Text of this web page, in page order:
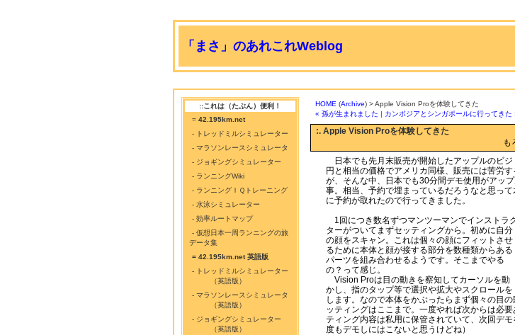
「まさ」のあれこれWeblog
::これは（たぶん）便利！
= 42.195km.net
- トレッドミルシミュレーター
- マラソンレースシミュレータ
- ジョギングシミュレーター
- ランニングWiki
- ランニングＩＱトレーニング
- 水泳シミュレーター
- 効率ルートマップ
- 仮想日本一周ランニングの旅
データ集
= 42.195km.net 英語版
- トレッドミルシミュレーター
（英語版）
- マラソンレースシミュレータ
（英語版）
- ジョギングシミュレーター
（英語版）
HOME (Archive) > Apple Vision Proを体験してきた
« 孫が生まれました | カンボジアとシンガポールに行ってきた
:. Apple Vision Proを体験してきた
も
日本でも先月末販売が開始したアップルのビ
円と相当の価格でアメリカ同様、販売には苦労
が、そんな中、日本でも30分間デモ使用がアッ
事。相当、予約で埋まっているだろうなと思っ
に予約が取れたので行ってきました。
1回につき数名ずつマンツーマンでインストラ
ターがついてまずセッティングから。初めに自分
の顔をスキャン。これは個々の顔にフィットさせ
るために本体と顔が接する部分を数種類からある
パーツを組み合わせるようです。そこまでやる
の？って感じ。
Vision Proは目の動きを察知してカーソルを動
かし、指のタップ等で選択や拡大やスクロールを
します。なので本体をかぶったらまず個々の目
ッティングはここまで。一度やれば次からは必
ティング内容は私用に保管されていて、次回デ
度もデモしにはこないと思うけどね）